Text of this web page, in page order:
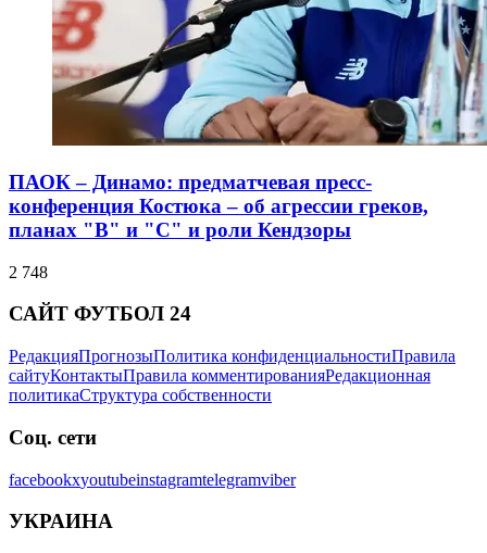
ПАОК – Динамо: предматчевая пресс-
конференция Костюка – об агрессии греков,
планах "В" и "С" и роли Кендзоры
2 748
САЙТ ФУТБОЛ 24
РедакцияПрогнозыПолитика конфиденциальностиПравила
сайтуКонтактыПравила комментированияРедакционная
политикаСтруктура собственности
Соц. сети
facebookxyoutubeinstagramtelegramviber
УКРАИНА